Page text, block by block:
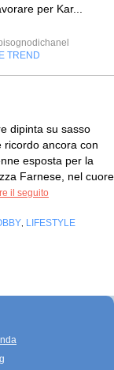
per Kar...
TREND
dipinta su sasso
ricordo ancora con
esposta per la
Farnese, nel cuore
il seguito
LIFESTYLE